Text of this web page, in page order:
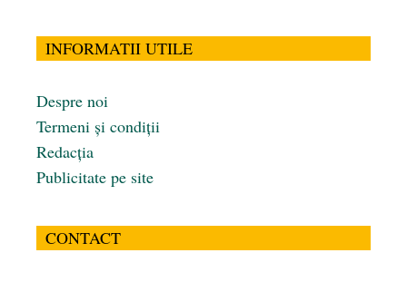
INFORMATII UTILE
Despre noi
Termeni și condiții
Redacția
Publicitate pe site
CONTACT